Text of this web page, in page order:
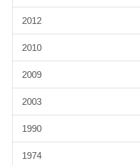
2012
2010
2009
2003
1990
1974